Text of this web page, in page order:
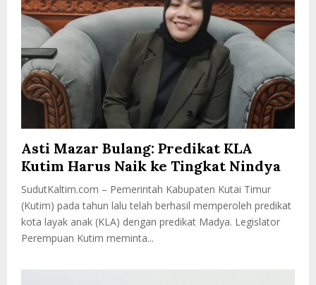
Asti Mazar Bulang: Predikat KLA
Kutim Harus Naik ke Tingkat Nindya
SudutKaltim.com – Pemerintah Kabupaten Kutai Timur
(Kutim) pada tahun lalu telah berhasil memperoleh predikat
kota layak anak (KLA) dengan predikat Madya. Legislator
Perempuan Kutim meminta...